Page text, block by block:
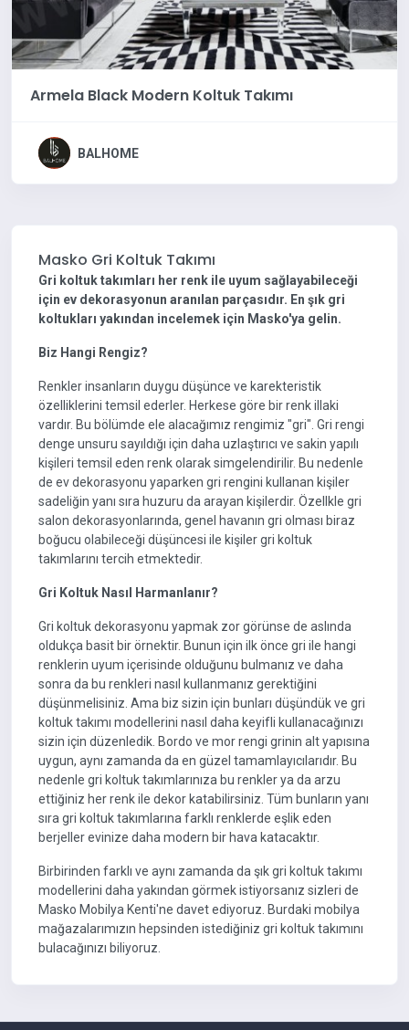
Armela Black Modern Koltuk Takımı
BALHOME
Masko Gri Koltuk Takımı
Gri koltuk takımları her renk ile uyum sağlayabileceği
için ev dekorasyonun aranılan parçasıdır. En şık gri
koltukları yakından incelemek için Masko'ya gelin.
Biz Hangi Rengiz?
Renkler insanların duygu düşünce ve karekteristik
özelliklerini temsil ederler. Herkese göre bir renk illaki
vardır. Bu bölümde ele alacağımız rengimiz "gri". Gri rengi
denge unsuru sayıldığı için daha uzlaştırıcı ve sakin yapılı
kişileri temsil eden renk olarak simgelendirilir. Bu nedenle
de ev dekorasyonu yaparken gri rengini kullanan kişiler
sadeliğin yanı sıra huzuru da arayan kişilerdir. Özellkle gri
salon dekorasyonlarında, genel havanın gri olması biraz
boğucu olabileceği düşüncesi ile kişiler gri koltuk
takımlarını tercih etmektedir.
Gri Koltuk Nasıl Harmanlanır?
Gri koltuk dekorasyonu yapmak zor görünse de aslında
oldukça basit bir örnektir. Bunun için ilk önce gri ile hangi
renklerin uyum içerisinde olduğunu bulmanız ve daha
sonra da bu renkleri nasıl kullanmanız gerektiğini
düşünmelisiniz. Ama biz sizin için bunları düşündük ve gri
koltuk takımı modellerini nasıl daha keyifli kullanacağınızı
sizin için düzenledik. Bordo ve mor rengi grinin alt yapısına
uygun, aynı zamanda da en güzel tamamlayıcılarıdır. Bu
nedenle gri koltuk takımlarınıza bu renkler ya da arzu
ettiğiniz her renk ile dekor katabilirsiniz. Tüm bunların yanı
sıra gri koltuk takımlarına farklı renklerde eşlik eden
berjeller evinize daha modern bir hava katacaktır.
Birbirinden farklı ve aynı zamanda da şık gri koltuk takımı
modellerini daha yakından görmek istiyorsanız sizleri de
Masko Mobilya Kenti'ne davet ediyoruz. Burdaki mobilya
mağazalarımızın hepsinden istediğiniz gri koltuk takımını
bulacağınızı biliyoruz.